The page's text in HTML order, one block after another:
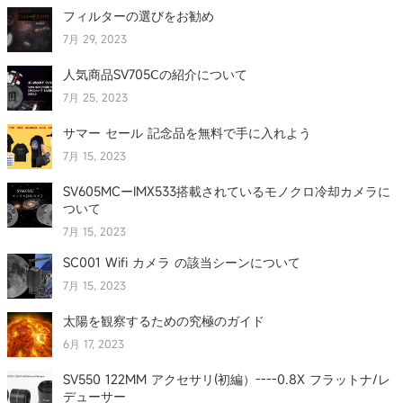
フィルターの選びをお勧め
7月 29, 2023
人気商品SV705Ⅽの紹介について
7月 25, 2023
サマー セール 記念品を無料で手に入れよう
7月 15, 2023
SV605MCーIMX533搭載されているモノクロ冷却カメラに
ついて
7月 15, 2023
SC001 Wifi カメラ の該当シーンについて
7月 15, 2023
太陽を観察するための究極のガイド
6月 17, 2023
SV550 122MM アクセサリ(初編）----0.8X フラットナ/レ
デューサー